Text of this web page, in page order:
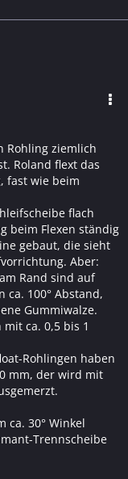
Rohling ziemlich
Roland flext das
fast wie beim
flach
beim Flexen ständig
gebaut, die sieht
Aber:
Rand sind auf
100° Abstand,
Gummiwalze.
ca. 0,5 bis 1
Rohlingen haben
mm, der wird mit
ca. 30° Winkel
Trennscheibe